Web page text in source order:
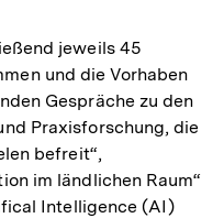
jeweils 45
und die Vorhaben
Gespräche zu den
Praxisforschung, die
befreit“,
im ländlichen Raum“
Intelligence (AI)